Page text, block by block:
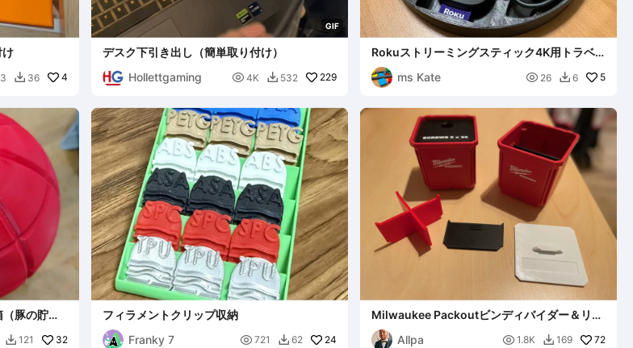
け
 36 4
GIF
デスク下引き出し（簡単取り付け）
Hollettgaming
 4K  532 229
Rokuストリーミングスティック4K用トラベ
ルケース
ms Kate
 26  6 5
豚の貯金
 121 32
フィラメントクリップ収納
Franky 7
 721  62 24
Milwaukee Packoutビンディバイダー＆リッ
ド // Milwaukee Packoutケース用セパレータ
ーおよび蓋
Allpa  1.8K  169 72